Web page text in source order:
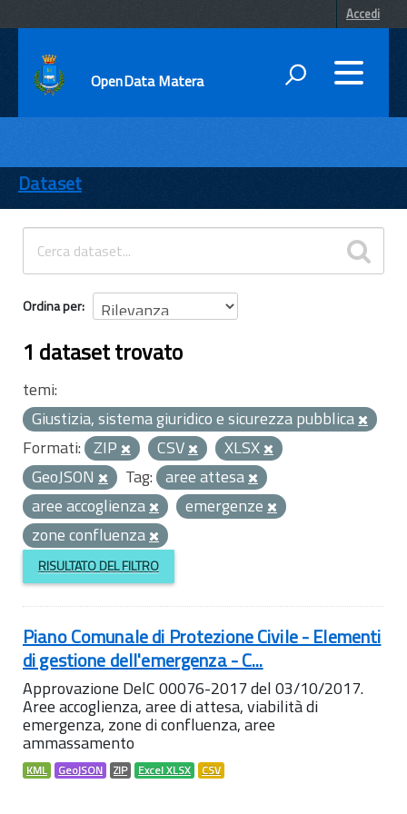
Accedi
OpenData Matera
ENTI
TEMI
INFORMAZIONI
Dataset
Ordina per
1 dataset trovato
temi:
Giustizia, sistema giuridico e sicurezza pubblica
Formati: ZIP CSV
XLSX
GeoJSON
Tag: aree attesa
aree accoglienza
emergenze
zone confluenza
RISULTATO DEL FILTRO
Piano Comunale di Protezione Civile - Elementi
di gestione dell'emergenza - C...
Approvazione DelC 00076-2017 del 03/10/2017.
Aree accoglienza, aree di attesa, viabilità di
emergenza, zone di confluenza, aree
ammassamento
KML GeoJSON ZIP Excel XLSX CSV